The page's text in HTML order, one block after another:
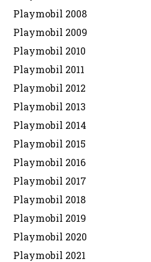
Playmobil 2008
Playmobil 2009
Playmobil 2010
Playmobil 2011
Playmobil 2012
Playmobil 2013
Playmobil 2014
Playmobil 2015
Playmobil 2016
Playmobil 2017
Playmobil 2018
Playmobil 2019
Playmobil 2020
Playmobil 2021